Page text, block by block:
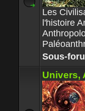
Les
l'histoire
Sous-
Univers,